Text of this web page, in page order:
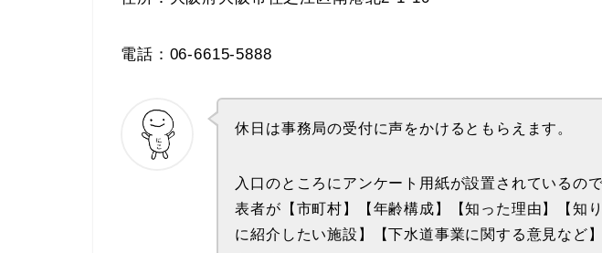
電話：06-6615-5888
休日は事務局の受付に声をかけるともらえます。
入口のところにアンケート用紙が設置されているの
表者が【市町村】【年齢構成】【知った理由】【知
に紹介したい施設】【下水道事業に関する意見など